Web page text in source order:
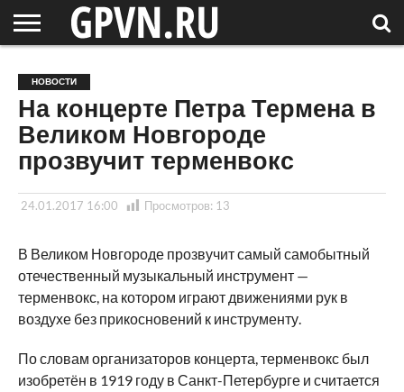
ОБЛАСТЬ
НОВОСТИ
СОСЕДЕЙ
РОССИЯ
/ МИР
СПЕЦПРОЕКТЫ
БЛОГ
СТАТЬИ
ФОТОРЕПОРТАЖИ
ИНТЕРВЬЮ
ОБЪЕКТЫ
ПОДБОРКИ
НОВОСТИ
На концерте Петра Термена в
Великом Новгороде
прозвучит терменвокс
24.01.2017 16:00 Просмотров: 13
В Великом Новгороде прозвучит самый самобытный
отечественный музыкальный инструмент —
терменвокс, на котором играют движениями рук в
воздухе без прикосновений к инструменту.
По словам организаторов концерта, терменвокс был
изобретён в 1919 году в Санкт-Петербурге и считается